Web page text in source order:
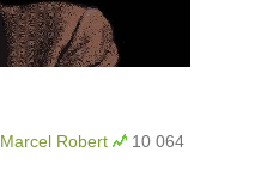
Marcel Robert
10 064